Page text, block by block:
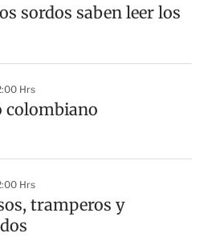
sordos saben leer los
Hrs
colombiano
Hrs
tramperos y